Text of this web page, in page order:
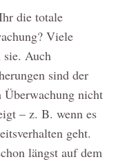
die totale
Viele
Auch
sind der
Überwachung nicht
– z. B. wenn es
geht.
längst auf dem